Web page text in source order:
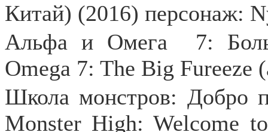
Китай) (2016) персонаж:
Альфа
и Омега 7:
Omega 7: The Big Fureeze (
Школа монстров: Добро
Monster High: Welcome